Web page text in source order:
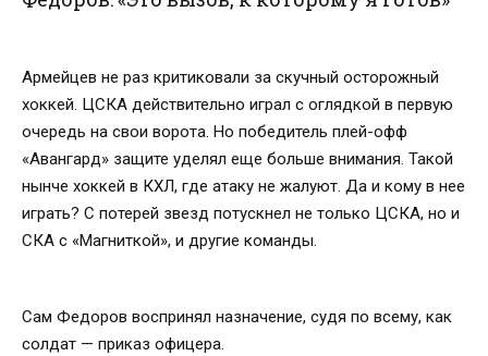
Армейцев не раз критиковали за скучный осторожный
хоккей. ЦСКА действительно играл с оглядкой в первую
очередь на свои ворота. Но победитель плей-офф
«Авангард» защите уделял еще больше внимания. Такой
нынче хоккей в КХЛ, где атаку не жалуют. Да и кому в нее
играть? С потерей звезд потускнел не только ЦСКА, но и
СКА с «Магниткой», и другие команды.
Сам Федоров воспринял назначение, судя по всему, как
солдат — приказ офицера.